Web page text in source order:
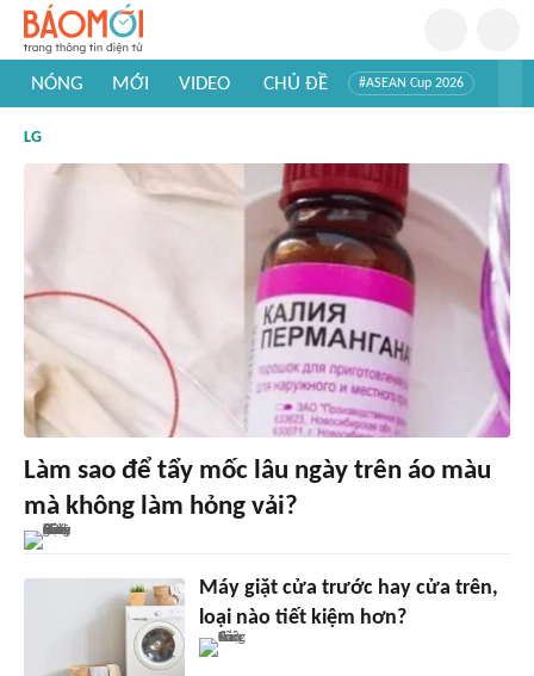
NÓNG MỚI VIDEO CHỦ ĐỀ #ASEAN Cup 2026
#Khám phá thế giới
LG
Làm sao để tẩy mốc lâu ngày trên áo màu
mà không làm hỏng vải?
Máy giặt cửa trước hay cửa trên,
loại nào tiết kiệm hơn?